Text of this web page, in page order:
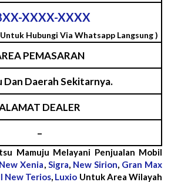
XXXX-XXXX
Hubungi Via Whatsapp Langsung )
PEMASARAN
Dan Daerah Sekitarnya.
DEALER
–
Mamuju Melayani Penjualan Mobil
New Xenia, Sigra, New Sirion, Gran Max
New Terios, Luxio Untuk Area Wilayah